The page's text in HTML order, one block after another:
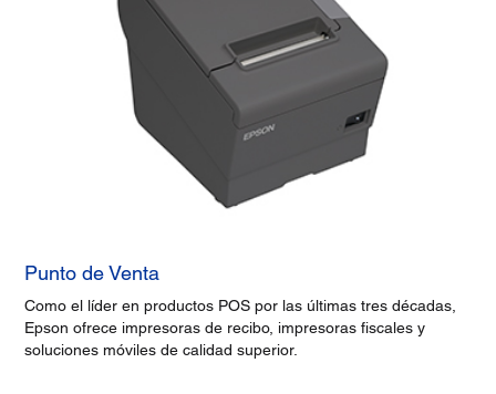
Punto de Venta
Como el líder en productos POS por las últimas tres décadas,
Epson ofrece impresoras de recibo, impresoras fiscales y
soluciones móviles de calidad superior.